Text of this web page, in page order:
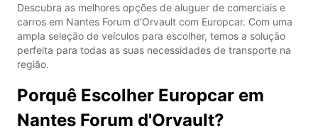
Descubra as melhores opções de aluguer de comerciais e
carros em Nantes Forum d'Orvault com Europcar. Com uma
ampla seleção de veículos para escolher, temos a solução
perfeita para todas as suas necessidades de transporte na
região.
Porquê Escolher Europcar em
Nantes Forum d'Orvault?